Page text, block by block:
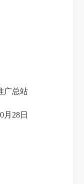
总站
28日